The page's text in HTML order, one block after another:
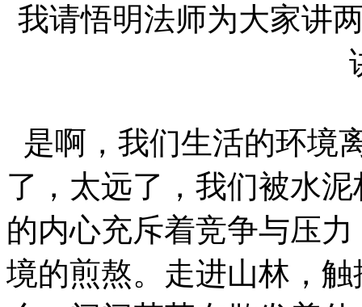
我请悟明法师为大家讲
是啊，我们生活的环境
了，太远了，我们被水
的内心充斥着竞争与压
境的煎熬。走进山林，